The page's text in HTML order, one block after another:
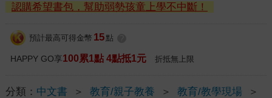
認購希望書包，幫助弱勢孩童上學不中斷！
預計最高可得金幣 15 點
HAPPY GO享100累1點 4點抵1元 折抵無上限
分類： 中文書 ＞ 教育/親子教養 ＞ 教育/教學現場
＞